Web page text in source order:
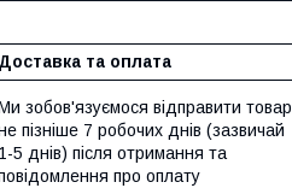
та оплата
зобов'язуємося відправити товар
пізніше 7 робочих днів (зазвичай
5 днів) після отримання та
про оплату